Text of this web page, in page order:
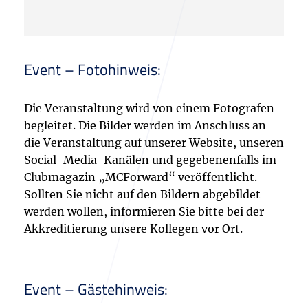
Event – Fotohinweis:
Die Veranstaltung wird von einem Fotografen
begleitet. Die Bilder werden im Anschluss an
die Veranstaltung auf unserer Website, unseren
Social-Media-Kanälen und gegebenenfalls im
Clubmagazin „MCForward“ veröffentlicht.
Sollten Sie nicht auf den Bildern abgebildet
werden wollen, informieren Sie bitte bei der
Akkreditierung unsere Kollegen vor Ort.
Event – Gästehinweis: